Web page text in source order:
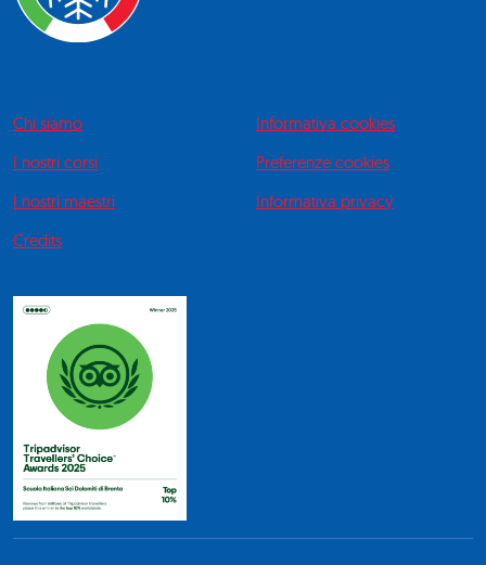
Chi siamo
I nostri corsi
I nostri maestri
Credits
Informativa cookies
Preferenze cookies
Informativa privacy